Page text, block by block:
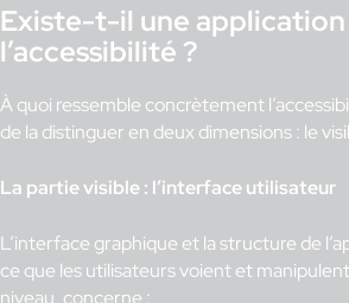
Existe-t-il une application
l’accessibilité ?
À quoi ressemble concrètement
de la distinguer en deux dimensions : le
La partie visible : l’interface utilisateur
L’interface graphique et la structure de
ce que les utilisateurs voient et
niveau, concerne :